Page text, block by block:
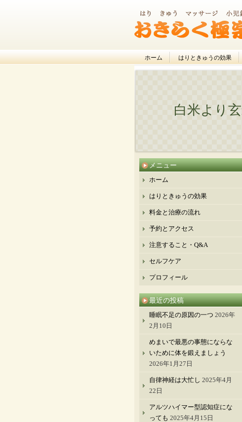
ホーム はりときゅうの効果
白米より
メニュー
ホーム
はりときゅうの効果
料金と治療の流れ
予約とアクセス
注意すること・Q&A
セルフケア
プロフィール
最近の投稿
睡眠不足の原因の一つ 2026年
2月10日
めまいで最悪の事態にならな
いために体を鍛えましょう
2026年1月27日
自律神経は大忙し 2025年4月
22日
アルツハイマー型認知症にな
っても 2025年4月15日